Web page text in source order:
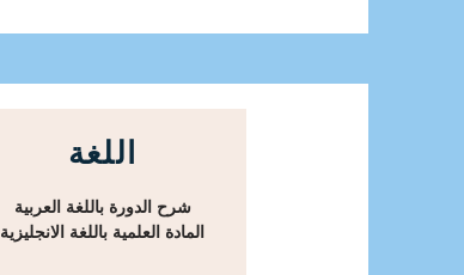
اللغة
شرح الدورة باللغة العربية
المادة العلمية باللغة الانجليزية